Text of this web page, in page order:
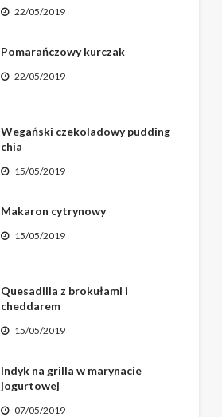
22/05/2019
Pomarańczowy kurczak
22/05/2019
Wegański czekoladowy pudding
chia
15/05/2019
Makaron cytrynowy
15/05/2019
Quesadilla z brokułami i
cheddarem
15/05/2019
Indyk na grilla w marynacie
jogurtowej
07/05/2019